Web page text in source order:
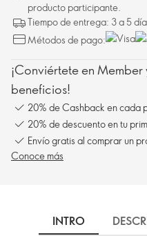
producto participante.
Tiempo de entrega: 3 a 5
Métodos de pago:
¡Conviértete en
beneficios!
20% de Cashback en cada
20% de descuento en tu
Envío gratis al comprar un
Conoce más
INTRO